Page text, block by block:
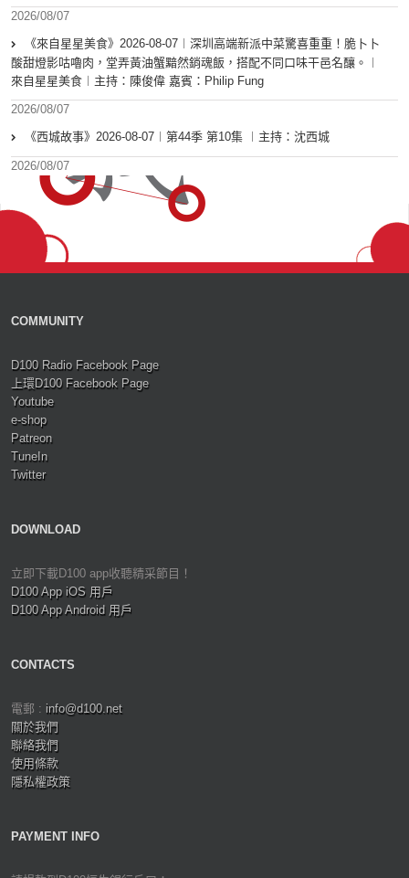
2026/08/07
《來自星星美食》2026-08-07︱深圳高端新派中菜驚喜重重！脆卜卜
酸甜燈影咕嚕肉，堂弄黃油蟹黯然銷魂飯，搭配不同口味干邑名釀。︱
來自星星美食︱主持：陳俊偉 嘉賓：Philip Fung
2026/08/07
《西城故事》2026-08-07︱第44季 第10集 ︱主持：沈西城
2026/08/07
COMMUNITY
D100 Radio Facebook Page
上環D100 Facebook Page
Youtube
e-shop
Patreon
TuneIn
Twitter
DOWNLOAD
立即下載D100 app收聽精采節目！
D100 App iOS 用戶
D100 App Android 用戶
CONTACTS
電郵 : info@d100.net
關於我們
聯絡我們
使用條款
隱私權政策
PAYMENT INFO